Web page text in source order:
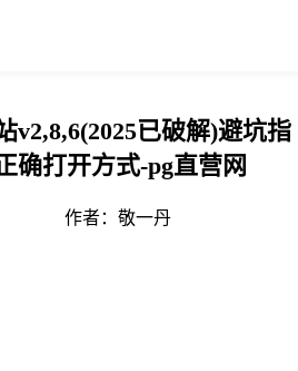
v2,8,6(2025已破解)避坑指
确打开方式-pg直营网
作者： 敬一丹